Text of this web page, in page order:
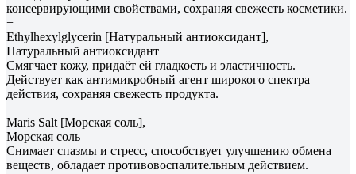
консервирующими свойствами, сохраняя свежесть косметики.
+
Ethylhexylglycerin [Натуральный антиоксидант],
Натуральный антиоксидант
Смягчает кожу, придаёт ей гладкость и эластичность.
Действует как антимикробный агент широкого спектра
действия, сохраняя свежесть продукта.
+
Maris Salt [Морская соль],
Морская соль
Снимает спазмы и стресс, способствует улучшению обмена
веществ, обладает противовоспалительным действием.